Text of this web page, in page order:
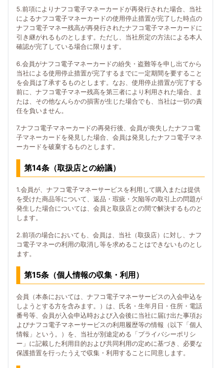
5.前項によりナフコ電子マネーカードが再発行された場合、当社
によるナフコ電子マネーカードの使用停止措置が完了した時点の
ナフコ電子マネー残高が再発行されたナフコ電子マネーカードに
引き継がれるものとします。ただし、当社所定の方法による本人
確認が完了している場合に限ります。
6.会員がナフコ電子マネーカードの紛失・盗難等を申し出てから
当社による使用停止措置が完了するまでに一定期間を要すること
を会員は了承するものとします。なお、使用停止措置が完了する
前に、ナフコ電子マネー残高を第三者により利用された場合、ま
たは、その他なんらかの損害が生じた場合でも、当社は一切の責
任を負いません。
7.ナフコ電子マネーカードの再発行後、会員が喪失したナフコ電
子マネーカードを発見した場合、会員は発見したナフコ電子マネ
ーカードを破棄するものとします。
第14条（取扱店との紛議）
1.会員が、ナフコ電子マネーサービスを利用して購入または提供
を受けた商品等について、返品・瑕疵・欠陥等の取引上の問題が
発生した場合については、会員と取扱店との間で解決するものと
します。
2.前項の場合においても、会員は、当社（取扱店）に対し、ナフ
コ電子マネーの利用の取消し等を求めることはできないものとし
ます。
第15条（個人情報の収集・利用）
会員（本条においては、ナフコ電子マネーサービスの入会申込を
しようとする方を含みます。）は、氏名・生年月日・住所・電話
番号等、会員が入会申込時および入会後に当社に届け出た事項お
よびナフコ電子マネーサービスの利用履歴等の情報（以下「個人
情報」という。）を、当社が別途定める「プライバシーポリシ
ー」に記載した利用目的および共同利用の定めに基づき、必要な
保護措置を行ったうえで収集・利用することに同意します。